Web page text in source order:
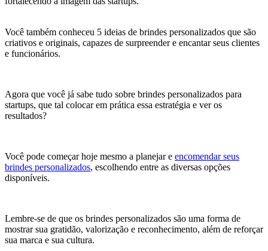
Você também conheceu 5 ideias de brindes personalizados que são
criativos e originais, capazes de surpreender e encantar seus clientes
e funcionários.
Agora que você já sabe tudo sobre brindes personalizados para
startups, que tal colocar em prática essa estratégia e ver os
resultados?
Você pode começar hoje mesmo a planejar e encomendar seus
brindes personalizados, escolhendo entre as diversas opções
disponíveis.
Lembre-se de que os brindes personalizados são uma forma de
mostrar sua gratidão, valorização e reconhecimento, além de reforçar
sua marca e sua cultura.